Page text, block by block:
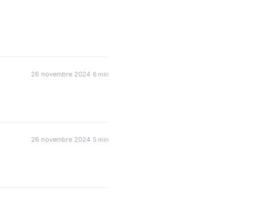
26 novembre 2024 6 min
26 novembre 2024 5 min